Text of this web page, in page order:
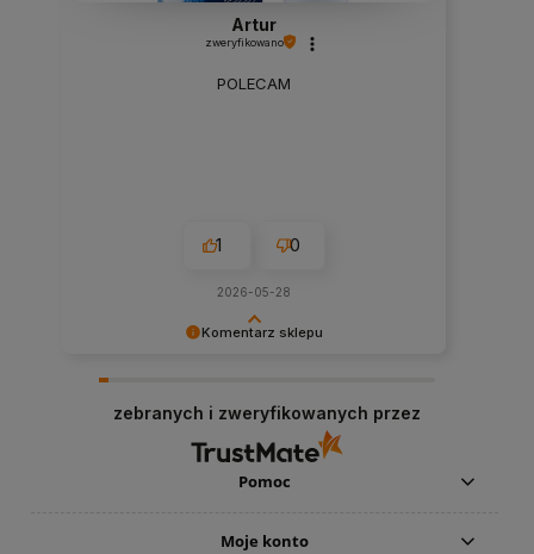
Komentarz sklepu
możemy zapewnić odpowiednią obsługę tak
świetnym klientom. Dziękujemy raz jeszcze!
Ekipa sklepu www.najlepszefiltry.pl
Artur
zweryfikowano
POLECAM
1 0
2026-05-28
zebranych i zweryfikowanych przez
Pomoc
Moje konto